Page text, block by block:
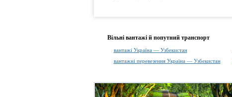
Вільні вантажі й попутний транспорт
вантажі Україна — Узбекистан
вантажні перевезення Україна — Узбекистан